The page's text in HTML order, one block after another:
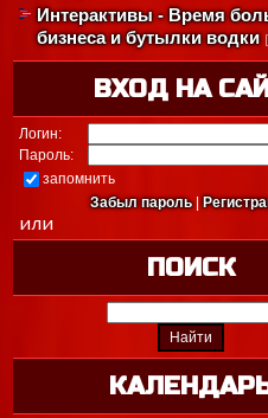
Интерактивы - Время
бизнеса и бутылки водки
ВХОД НА
Логин:
Пароль:
запомнить
Забыл пароль|
или
ПОИСК